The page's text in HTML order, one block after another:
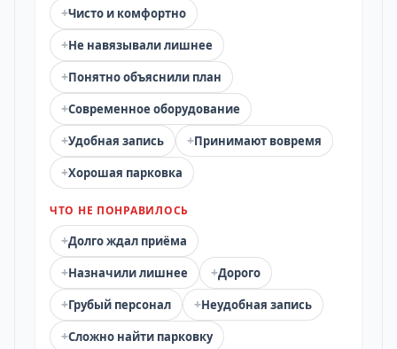
+Чисто и комфортно
+Не навязывали лишнее
+Понятно объяснили план
+Современное оборудование
+Удобная запись +Принимают вовремя
+Хорошая парковка
ЧТО НЕ ПОНРАВИЛОСЬ
+Долго ждал приёма
+Назначили лишнее +Дорого
+Грубый персонал +Неудобная запись
+Сложно найти парковку